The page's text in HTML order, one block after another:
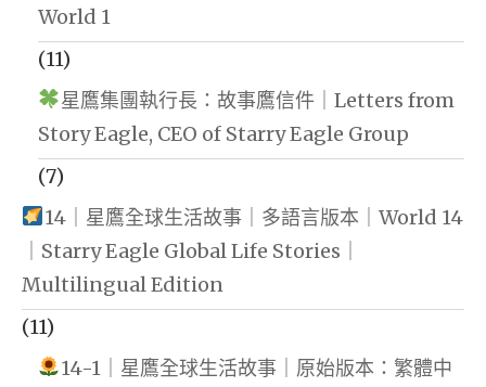
World 1
(11)
星鷹集團執行長：故事鷹信件｜Letters from
Story Eagle, CEO of Starry Eagle Group
(7)
14｜星鷹全球生活故事｜多語言版本｜World 14
｜Starry Eagle Global Life Stories｜
Multilingual Edition
(11)
14-1｜星鷹全球生活故事｜原始版本：繁體中